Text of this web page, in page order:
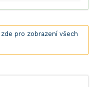
pro zobrazení všech